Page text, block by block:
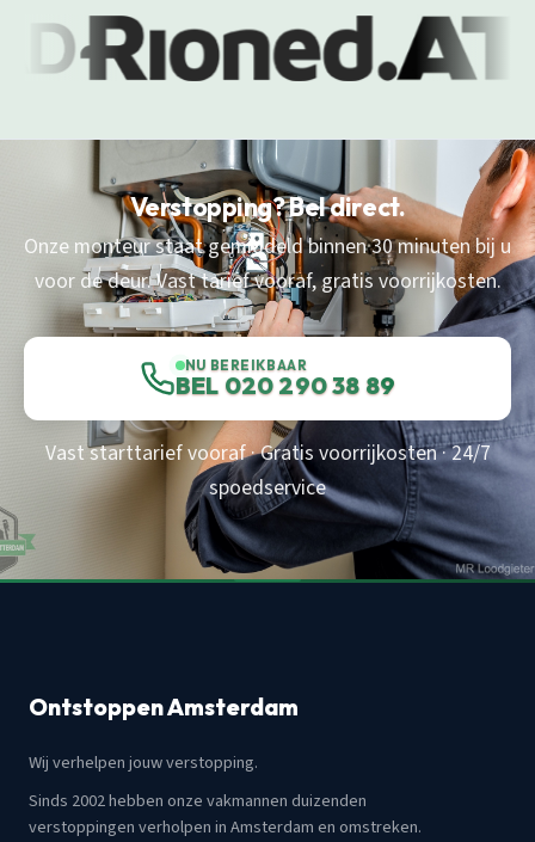
Verstopping? Bel direct.
Onze monteur staat gemiddeld binnen 30 minuten bij u
voor de deur. Vast tarief vooraf, gratis voorrijkosten.
NU BEREIKBAAR
BEL 020 290 38 89
Vast starttarief vooraf · Gratis voorrijkosten · 24/7
spoedservice
Ontstoppen Amsterdam
Wij verhelpen jouw verstopping.
Sinds 2002 hebben onze vakmannen duizenden
verstoppingen verholpen in Amsterdam en omstreken.